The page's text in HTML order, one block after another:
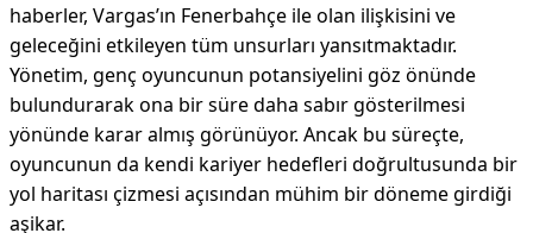
haberler, Vargas’ın Fenerbahçe ile olan ilişkisini ve
geleceğini etkileyen tüm unsurları yansıtmaktadır.
Yönetim, genç oyuncunun potansiyelini göz önünde
bulundurarak ona bir süre daha sabır gösterilmesi
yönünde karar almış görünüyor. Ancak bu süreçte,
oyuncunun da kendi kariyer hedefleri doğrultusunda bir
yol haritası çizmesi açısından mühim bir döneme girdiği
aşikar.